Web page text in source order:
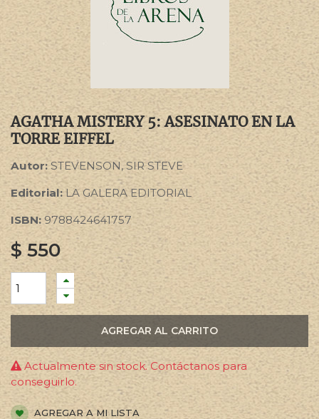
AGATHA MISTERY 5: ASESINATO EN LA
TORRE EIFFEL
Autor: STEVENSON, SIR STEVE
Editorial: LA GALERA EDITORIAL
ISBN: 9788424641757
$550
AGREGAR AL CARRITO
Actualmente sin stock. Contáctanos para
conseguirlo.
AGREGAR A MI LISTA